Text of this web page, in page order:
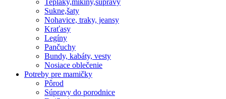
Tepláky,mikiny,súpravy
Sukne,šaty
Nohavice, traky, jeansy
Kraťasy
Legíny
Pančuchy
Bundy, kabáty, vesty
Nosiace oblečenie
Potreby pre mamičky
Pôrod
Súpravy do porodnice